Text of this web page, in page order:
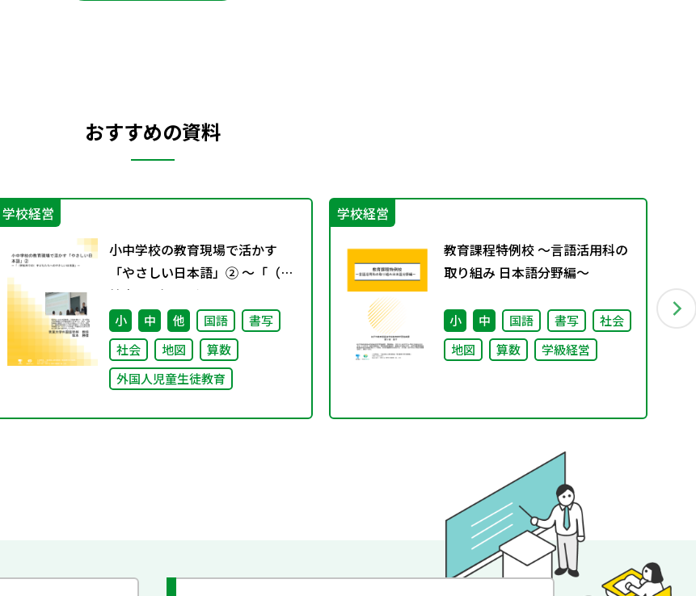
おすすめの資料
学校経営
小中学校の教育現場で活かす
「やさしい日本語」② ～「（学
校内での）子どもたちへのやさ
しい日本語」～
小 中 他 国語
書写
社会
地図
算数
外国人児童生徒教育
学校経営
教育課程特例校 ～言語活用科の
取り組み 日本語分野編～
小 中 国語 書写
社会
地図
算数 学級経営